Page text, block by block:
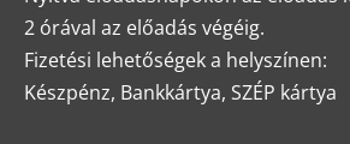
2 órával az előadás végéig.
Fizetési lehetőségek a helyszínen:
Készpénz, Bankkártya, SZÉP kártya